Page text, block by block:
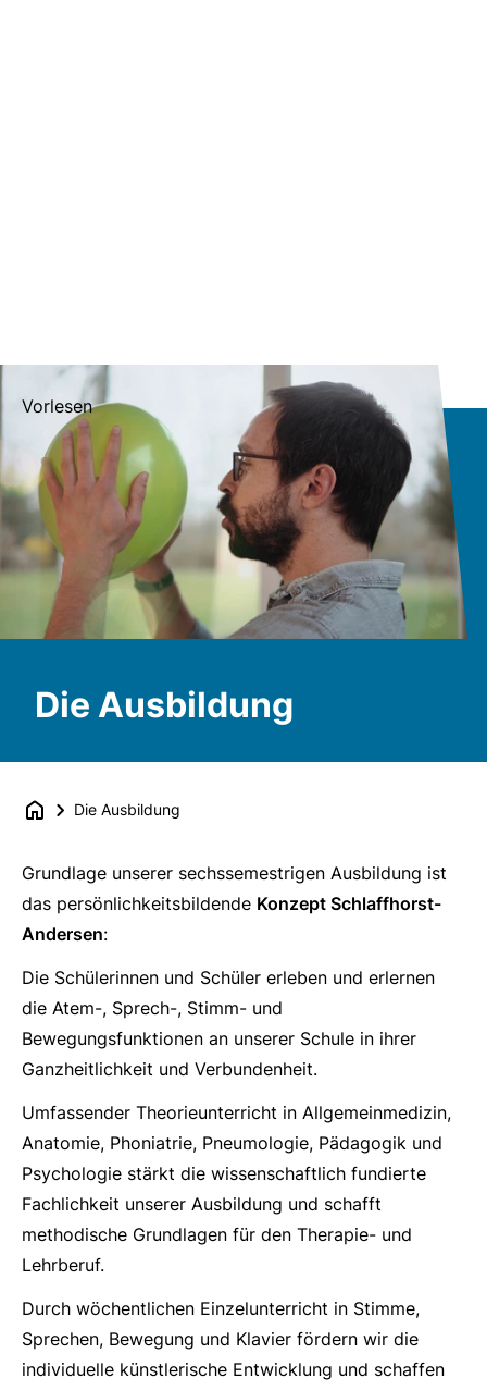
Vorlesen
Die Ausbildung
Die Ausbildung
Grundlage unserer sechssemestrigen Ausbildung ist
das persönlichkeitsbildende Konzept Schlaffhorst-
Andersen:
Die Schülerinnen und Schüler erleben und erlernen
die Atem-, Sprech-, Stimm- und
Bewegungsfunktionen an unserer Schule in ihrer
Ganzheitlichkeit und Verbundenheit.
Umfassender Theorieunterricht in Allgemeinmedizin,
Anatomie, Phoniatrie, Pneumologie, Pädagogik und
Psychologie stärkt die wissenschaftlich fundierte
Fachlichkeit unserer Ausbildung und schafft
methodische Grundlagen für den Therapie- und
Lehrberuf.
Durch wöchentlichen Einzelunterricht in Stimme,
Sprechen, Bewegung und Klavier fördern wir die
individuelle künstlerische Entwicklung und schaffen